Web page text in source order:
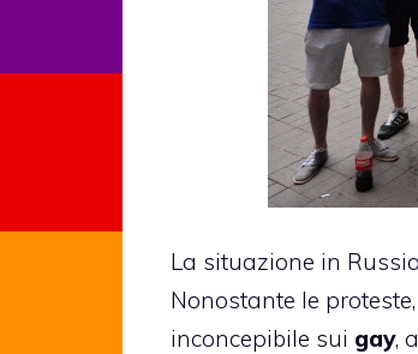
La situazione in
Nonostante le
inconcepibile sui gay,